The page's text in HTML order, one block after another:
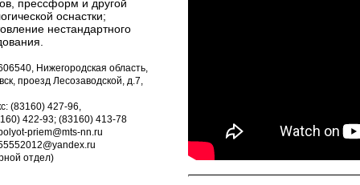
прессформ и другой
оснастки;
нестандартного
Нижегородская область,
проезд Лесозаводской, д.7,
(83160) 427-96,
422-93; (83160) 413-78
priem@mts-nn.ru
отдел)